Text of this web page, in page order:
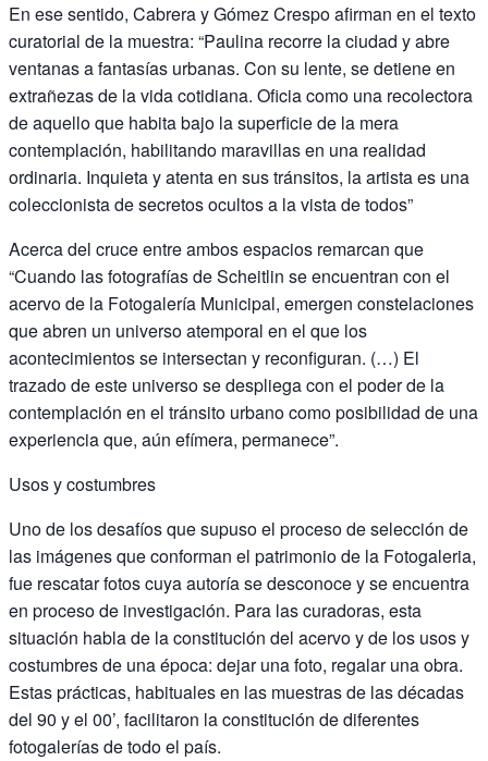
En ese sentido, Cabrera y Gómez Crespo afirman en el texto
curatorial de la muestra: “Paulina recorre la ciudad y abre
ventanas a fantasías urbanas. Con su lente, se detiene en
extrañezas de la vida cotidiana. Oficia como una recolectora
de aquello que habita bajo la superficie de la mera
contemplación, habilitando maravillas en una realidad
ordinaria. Inquieta y atenta en sus tránsitos, la artista es una
coleccionista de secretos ocultos a la vista de todos”
Acerca del cruce entre ambos espacios remarcan que
“Cuando las fotografías de Scheitlin se encuentran con el
acervo de la Fotogalería Municipal, emergen constelaciones
que abren un universo atemporal en el que los
acontecimientos se intersectan y reconfiguran. (…) El
trazado de este universo se despliega con el poder de la
contemplación en el tránsito urbano como posibilidad de una
experiencia que, aún efímera, permanece”.
Usos y costumbres
Uno de los desafíos que supuso el proceso de selección de
las imágenes que conforman el patrimonio de la Fotogaleria,
fue rescatar fotos cuya autoría se desconoce y se encuentra
en proceso de investigación. Para las curadoras, esta
situación habla de la constitución del acervo y de los usos y
costumbres de una época: dejar una foto, regalar una obra.
Estas prácticas, habituales en las muestras de las décadas
del 90 y el 00’, facilitaron la constitución de diferentes
fotogalerías de todo el país.